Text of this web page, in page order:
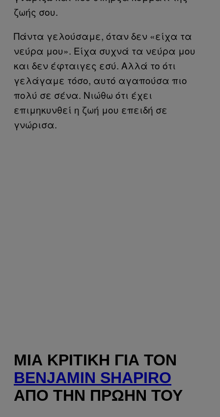
ζωής σου.
Πάντα γελούσαμε, όταν δεν «είχα τα
νεύρα μου». Είχα συχνά τα νεύρα μου
και δεν έφταιγες εσύ. Αλλά το ότι
γελάγαμε τόσο, αυτό αγαπούσα πιο
πολύ σε σένα. Νιώθω ότι έχει
επιμηκυνθεί η ζωή μου επειδή σε
γνώρισα.
ΜΙΑ ΚΡΙΤΙΚΉ ΓΙΑ ΤΟΝ
BENJAMIN SHAPIRO
ΑΠΌ ΤΗΝ ΠΡΏΗΝ ΤΟΥ